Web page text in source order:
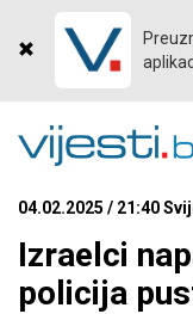
04.02.2025 / 21:40
Izraelci
policija